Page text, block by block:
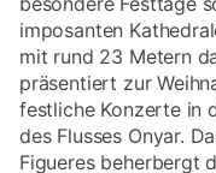
imposanten
mit rund 23 Metern
präsentiert zur
festliche Konzerte in
des Flusses Onyar.
Figueres beherbergt